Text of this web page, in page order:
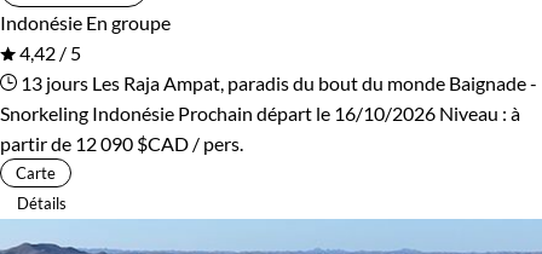
Indonésie En groupe
4,42 / 5
13 jours Les Raja Ampat, paradis du bout du monde Baignade -
Snorkeling Indonésie Prochain départ le 16/10/2026 Niveau : à
partir de 12 090 $CAD / pers.
Carte
Détails